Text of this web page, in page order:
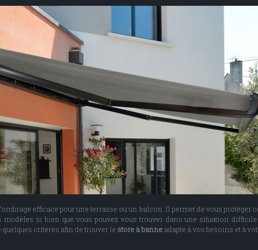
efficace pour une terrasse ou un balcon. Il permet de vous
modèles si bien que vous pouvez vous trouver dans une situation
critères afin de trouver le store à banne adapté à vos besoins et à